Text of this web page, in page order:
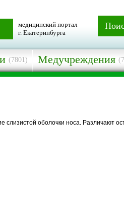
медицинский портал
г. Екатеринбурга
(7801) Медучреждения
оболочки носа. Различают